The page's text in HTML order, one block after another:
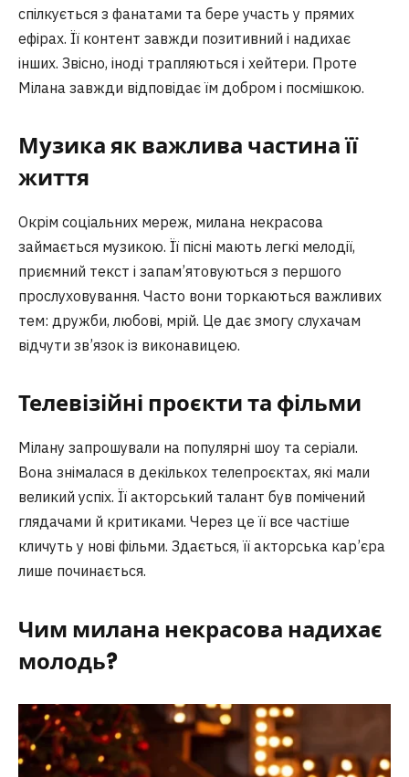
спілкується з фанатами та бере участь у прямих
ефірах. Її контент завжди позитивний і надихає
інших. Звісно, іноді трапляються і хейтери. Проте
Мілана завжди відповідає їм добром і посмішкою.
Музика як важлива частина її
життя
Окрім соціальних мереж, милана некрасова
займається музикою. Її пісні мають легкі мелодії,
приємний текст і запам’ятовуються з першого
прослуховування. Часто вони торкаються важливих
тем: дружби, любові, мрій. Це дає змогу слухачам
відчути зв’язок із виконавицею.
Телевізійні проєкти та фільми
Мілану запрошували на популярні шоу та серіали.
Вона знімалася в декількох телепроєктах, які мали
великий успіх. Її акторський талант був помічений
глядачами й критиками. Через це її все частіше
кличуть у нові фільми. Здається, її акторська кар’єра
лише починається.
Чим милана некрасова надихає
молодь?